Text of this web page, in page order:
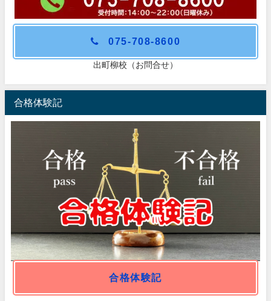
075-708-8600
出町柳校（お問合せ）
合格体験記
合格体験記